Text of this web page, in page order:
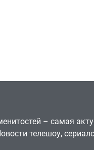
– самая
телешоу,